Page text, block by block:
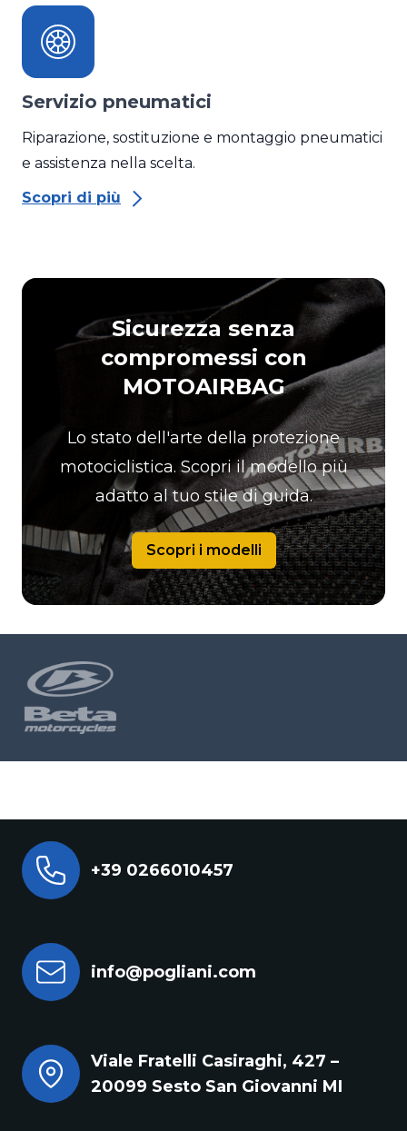
Servizio pneumatici
Riparazione, sostituzione e montaggio pneumatici
e assistenza nella scelta.
Scopri di più
Sicurezza senza
compromessi con
MOTOAIRBAG
Lo stato dell'arte della protezione
motociclistica. Scopri il modello più
adatto al tuo stile di guida.
Scopri i modelli
+39 0266010457
info@pogliani.com
Viale Fratelli Casiraghi, 427 –
20099 Sesto San Giovanni MI